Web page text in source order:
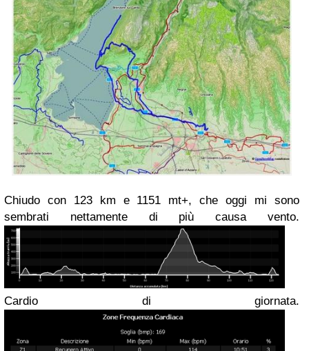
Chiudo con 123 km e 1151 mt+, che oggi mi sono
sembrati nettamente di più causa vento.
Cardio di giornata.